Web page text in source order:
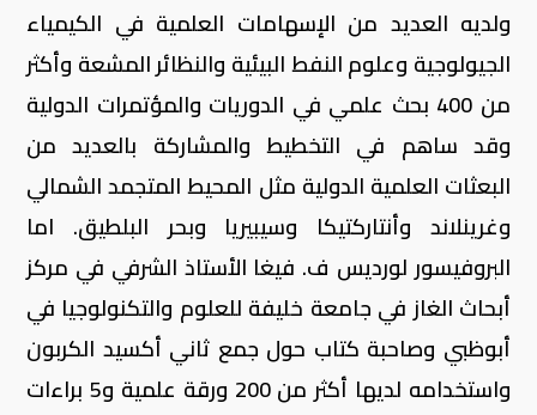
ولديه العديد من الإسهامات العلمية في الكيمياء
الجيولوجية وعلوم النفط البيئية والنظائر المشعة وأكثر
من 400 بحث علمي في الدوريات والمؤتمرات الدولية
وقد ساهم في التخطيط والمشاركة بالعديد من
البعثات العلمية الدولية مثل المحيط المتجمد الشمالي
وغرينلاند وأنتاركتيكا وسيبيريا وبحر البلطيق. اما
البروفيسور لورديس ف. فيغا الأستاذ الشرفي في مركز
أبحاث الغاز في جامعة خليفة للعلوم والتكنولوجيا في
أبوظبي وصاحبة كتاب حول جمع ثاني أكسيد الكربون
واستخدامه لديها أكثر من 200 ورقة علمية و5 براءات